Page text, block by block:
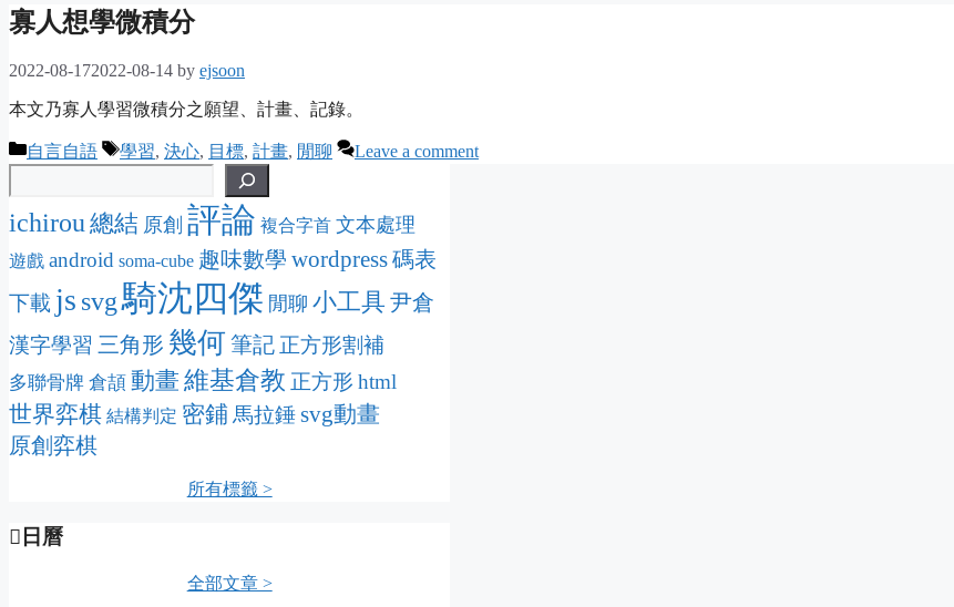
寡人想學微積分
2022-08-172022-08-14 by ejsoon
本文乃寡人學習微積分之願望、計畫、記錄。
Categories
自言自語 Tags
學習, 決心, 目標, 計畫, 閒聊 Leave a comment
ichirou總結 原創 評論 複合字首 文本處理
遊戲 android soma-cube 趣味數學 wordpress碼表
下載 js svg騎沈四傑 閒聊 小工具 尹倉
漢字學習 三角形 幾何筆記 正方形割補
多聯骨牌 倉頡 動畫 維基倉教 正方形 html
世界弈棋 結構判定 密鋪馬拉錘svg動畫
原創弈棋
所有標籤 >
日曆
全部文章 >